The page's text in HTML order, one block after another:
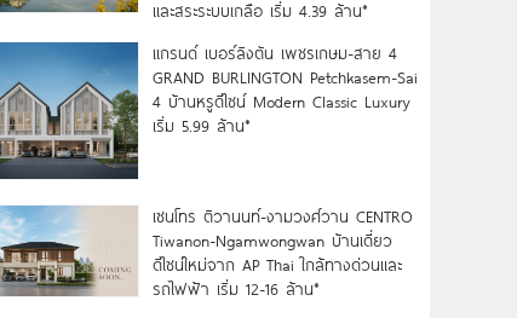
และสระระบบเกลือ เริ่ม 4.39 ล้าน*
แกรนด์ เบอร์ลิงตัน เพชรเกษม-สาย 4
GRAND BURLINGTON Petchkasem-Sai
4 บ้านหรูดีไซน์ Modern Classic Luxury
เริ่ม 5.99 ล้าน*
เซนโทร ติวานนท์-งามวงศ์วาน CENTRO
Tiwanon-Ngamwongwan บ้านเดี่ยว
ดีไซน์ใหม่จาก AP Thai ใกล้ทางด่วนและ
รถไฟฟ้า เริ่ม 12-16 ล้าน*